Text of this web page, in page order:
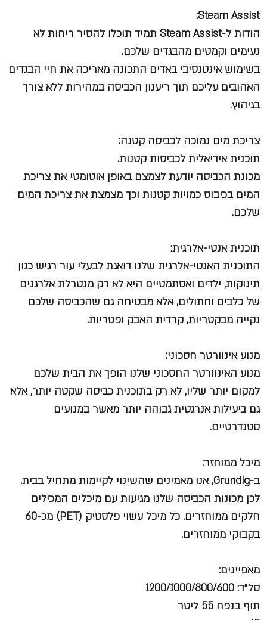
Steam Assist:
הודות ל-Steam Assist תמיד תוכלו להסיר ריחות לא
נעימים וקמטים מהבגדים שלכם.
בשימוש אינטנסיבי באדים התכונה מאריכה את חיי הבגדים
האהובים עליכם תוך ריענון הכביסה במהירות ללא צורך
בגיהוץ.
צריכת מים נמוכה לכביסה קטנה:
תוכנית אידיאלית לכביסות קטנות.
מכונת הכביסה יודעת לצמצם באופן אוטומטי את צריכת
המים בכיבוס כמויות קטנות וכך מצמצת את צריכת המים
שלכם.
תוכנית אנטי-אלרגית:
התוכנית האנטי-אלרגית שלנו דואגת לבעלי עור רגיש כגון
תינוקות, ילדים ואסתמטיים היא לא רק מנטרלת אלרגנים
של כלבים וחתולים, אלא מבטיחה גם שהכביסה שלכם
נקייה מבקטריות, קרדית האבק ופטריות.
מנוע אינוורטר חסכוני:
מנוע האינוורטר החסכוני שלנו הופך את הבית שלכם
למקום יותר שליו, לא רק בתוכנית כביסה שקטה יותר, אלא
גם ביעילות אנרגטית גבוהה יותר מאשר במנועים
סטנדרטיים.
מיכל ממוחזר:
ב-Grundig, אנו מאמינים שהשינוי לקיימות מתחיל בבית.
לכן מכונות הכביסה שלנו מגיעות עם מיכלים המכילים
חלקים ממוחזרים. כל מיכל עשוי פלסטיק (PET) מכ-60
בקבוקי ממוחזרים.
מאפיינים:
סל״ד: 1200/1000/800/600
תוף בנפח 55 ליטר